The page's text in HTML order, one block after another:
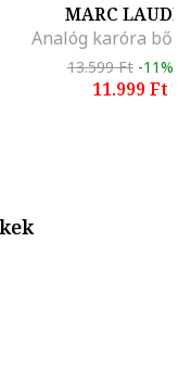
MARC
Analóg karóra
13.599 Ft -11%
11.999 Ft